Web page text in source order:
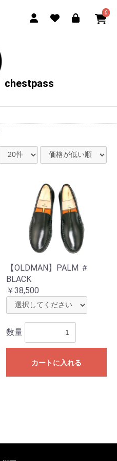
0
chestpass
【OLDMAN】PALM ＃
BLACK
￥38,500
数量
カートに入れる